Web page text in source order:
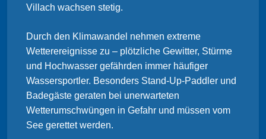
Villach wachsen stetig.
Durch den Klimawandel nehmen extreme
Wetterereignisse zu – plötzliche Gewitter, Stürme
und Hochwasser gefährden immer häufiger
Wassersportler. Besonders Stand-Up-Paddler und
Badegäste geraten bei unerwarteten
Wetterumschwüngen in Gefahr und müssen vom
See gerettet werden.